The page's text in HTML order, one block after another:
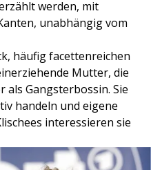
werden, mit
unabhängig vom
häufig facettenreichen
Mutter, die
als Gangsterbossin. Sie
handeln und eigene
interessieren sie